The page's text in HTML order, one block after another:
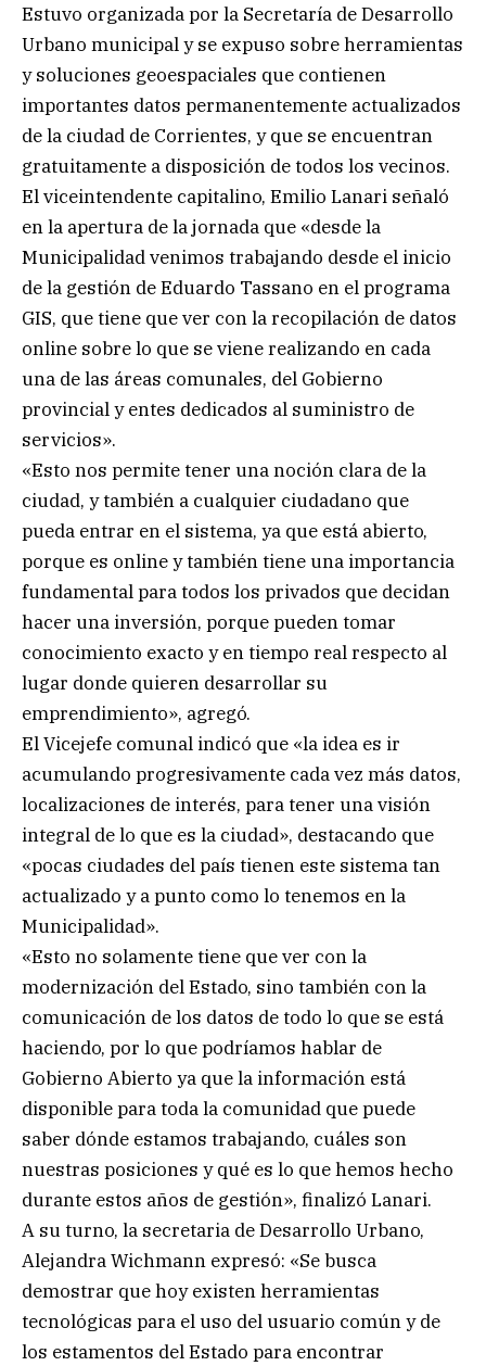
Estuvo organizada por la Secretaría de Desarrollo
Urbano municipal y se expuso sobre herramientas
y soluciones geoespaciales que contienen
importantes datos permanentemente actualizados
de la ciudad de Corrientes, y que se encuentran
gratuitamente a disposición de todos los vecinos.
El viceintendente capitalino, Emilio Lanari señaló
en la apertura de la jornada que «desde la
Municipalidad venimos trabajando desde el inicio
de la gestión de Eduardo Tassano en el programa
GIS, que tiene que ver con la recopilación de datos
online sobre lo que se viene realizando en cada
una de las áreas comunales, del Gobierno
provincial y entes dedicados al suministro de
servicios».
«Esto nos permite tener una noción clara de la
ciudad, y también a cualquier ciudadano que
pueda entrar en el sistema, ya que está abierto,
porque es online y también tiene una importancia
fundamental para todos los privados que decidan
hacer una inversión, porque pueden tomar
conocimiento exacto y en tiempo real respecto al
lugar donde quieren desarrollar su
emprendimiento», agregó.
El Vicejefe comunal indicó que «la idea es ir
acumulando progresivamente cada vez más datos,
localizaciones de interés, para tener una visión
integral de lo que es la ciudad», destacando que
«pocas ciudades del país tienen este sistema tan
actualizado y a punto como lo tenemos en la
Municipalidad».
«Esto no solamente tiene que ver con la
modernización del Estado, sino también con la
comunicación de los datos de todo lo que se está
haciendo, por lo que podríamos hablar de
Gobierno Abierto ya que la información está
disponible para toda la comunidad que puede
saber dónde estamos trabajando, cuáles son
nuestras posiciones y qué es lo que hemos hecho
durante estos años de gestión», finalizó Lanari.
A su turno, la secretaria de Desarrollo Urbano,
Alejandra Wichmann expresó: «Se busca
demostrar que hoy existen herramientas
tecnológicas para el uso del usuario común y de
los estamentos del Estado para encontrar